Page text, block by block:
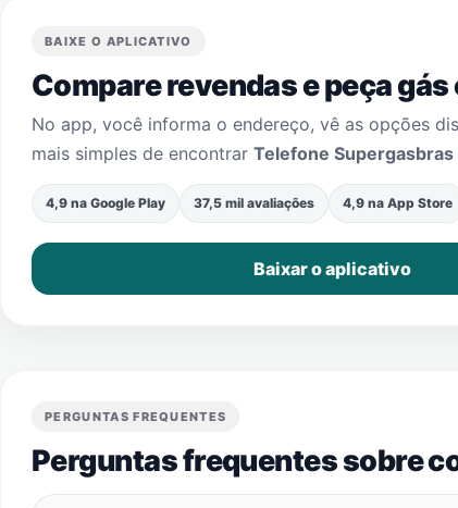
BAIXE O APLICATIVO
Compare revendas e peça
No app, você informa o endereço, vê as opções
mais simples de encontrar Telefone Supergasbras
4,9 na Google Play 37,5 mil avaliações 4,9 na App Store
Baixar o aplicativo
PERGUNTAS FREQUENTES
Perguntas frequentes sobre